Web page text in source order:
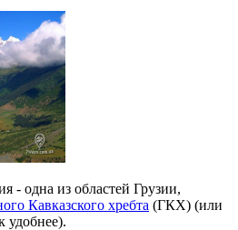
- одна из областей Грузии,
Кавказского хребта (ГКХ) (или
удобнее).